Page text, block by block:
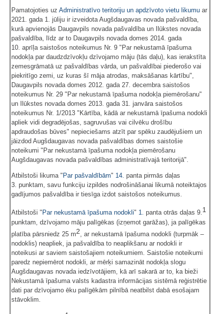
Pamatojoties uz Administratīvo teritoriju un apdzīvoto vietu likumu ar
2021. gada 1. jūliju ir izveidota Augšdaugavas novada pašvaldība,
kurā apvienojās Daugavpils novada pašvaldība un Ilūkstes novada
pašvaldība, līdz ar to Daugavpils novada domes 2014. gada
10. aprīļa saistošos noteikumus Nr. 9 "Par nekustamā īpašuma
nodokļa par daudzdzīvokļu dzīvojamo māju (tās daļu), kas ierakstīta
zemesgrāmatā uz pašvaldības vārda, un pašvaldībai piederošo vai
piekritīgo zemi, uz kuras šī māja atrodas, maksāšanas kārtību",
Daugavpils novada domes 2012. gada 27. decembra saistošos
noteikumus Nr. 29 "Par nekustamā īpašuma nodokļa piemērošanu"
un Ilūkstes novada domes 2013. gada 31. janvāra saistošos
noteikumus Nr. 1/2013 "Kārtība, kādā ar nekustamā īpašuma nodokli
apliek vidi degradējošas, sagruvušas vai cilvēku drošību
apdraudošas būves" nepieciešams atzīt par spēku zaudējušiem un
jāizdod Augšdaugavas novada pašvaldības domes saistošie
noteikumi "Par nekustamā īpašuma nodokļa piemērošanu
Augšdaugavas novada pašvaldības administratīvajā teritorijā".
Atbilstoši likuma " Par pašvaldībām" 14. panta pirmās daļas
3. punktam, savu funkciju izpildes nodrošināšanai likumā noteiktajos
gadījumos pašvaldība ir tiesīga izdot saistošos noteikumus.
Atbilstoši " Par nekustamā īpašuma nodokli" 1. panta otrās daļas 9.1
punktam, dzīvojamo māju palīgēkas (izņemot garāžas), ja palīgēkas
platība pārsniedz 25 m2 , ar nekustamā īpašuma nodokli (turpmāk –
nodoklis) neapliek, ja pašvaldība to neaplikšanu ar nodokli ir
noteikusi ar saviem saistošajiem noteikumiem. Saistošie noteikumi
paredz nepiemērot nodokli, ar mērķi samazināt nodokļa slogu
Augšdaugavas novada iedzīvotājiem, kā arī sakarā ar to, ka bieži
Nekustamā īpašuma valsts kadastra informācijas sistēmā reģistrētie
dati par dzīvojamo ēku palīgēkām pilnībā neatbilst dabā esošajam
stāvoklim.